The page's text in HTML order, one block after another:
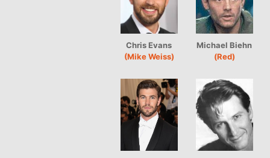
Chris Evans
(Mike Weiss)
Michael Biehn
(Red)